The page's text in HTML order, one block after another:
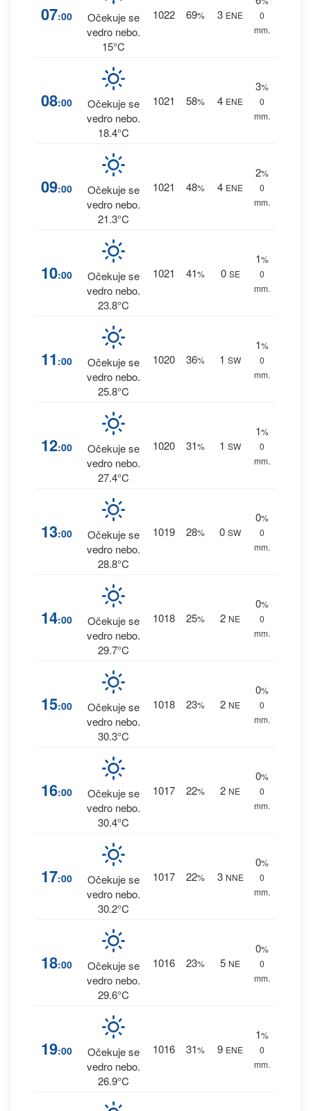
07:00
Očekuje se
vedro nebo.
15°C
1022 69% 3 ENE
0
mm.
08:00
Očekuje se
vedro nebo.
18.4°C
1021 58% 4 ENE
3%
0
mm.
09:00
Očekuje se
vedro nebo.
21.3°C
1021 48% 4 ENE
2%
0
mm.
10:00
Očekuje se
vedro nebo.
23.8°C
1021 41% 0 SE
1%
0
mm.
11 :00
Očekuje se
vedro nebo.
25.8°C
1020 36% 1 SW
1%
0
mm.
12:00
Očekuje se
vedro nebo.
27.4°C
1020 31% 1 SW
1%
0
mm.
13:00
Očekuje se
vedro nebo.
28.8°C
1019 28% 0 SW
0%
0
mm.
14:00
Očekuje se
vedro nebo.
29.7°C
1018 25% 2 NE
0%
0
mm.
15:00
Očekuje se
vedro nebo.
30.3°C
1018 23% 2 NE
0%
0
mm.
16:00
Očekuje se
vedro nebo.
30.4°C
1017 22% 2 NE
0%
0
mm.
17:00
Očekuje se
vedro nebo.
30.2°C
1017 22% 3 NNE
0%
0
mm.
18:00
Očekuje se
vedro nebo.
29.6°C
1016 23% 5 NE
0%
0
mm.
19:00
Očekuje se
vedro nebo.
26.9°C
1016 31% 9 ENE
1%
0
mm.